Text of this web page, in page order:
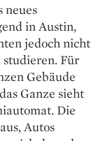
neues
in Austin,
jedoch nicht
studieren. Für
Gebäude
Ganze sieht
Die
Autos